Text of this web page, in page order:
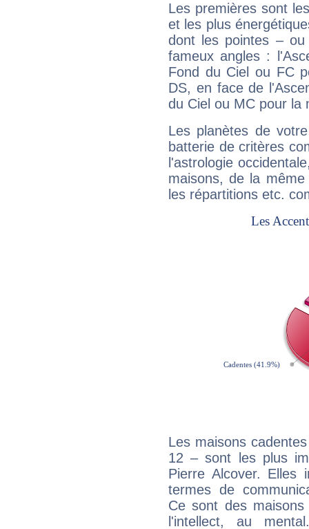
Les premières sont
et les plus
dont les pointes –
fameux angles :
Fond du Ciel ou FC
DS, en face de
du Ciel ou MC pour la
Les planètes de
batterie de critères
l'astrologie
maisons, de la
les répartitions etc.
Les maisons
12 – sont les plus
Pierre Alcover. Elles
termes de
Ce sont des
l'intellect, au